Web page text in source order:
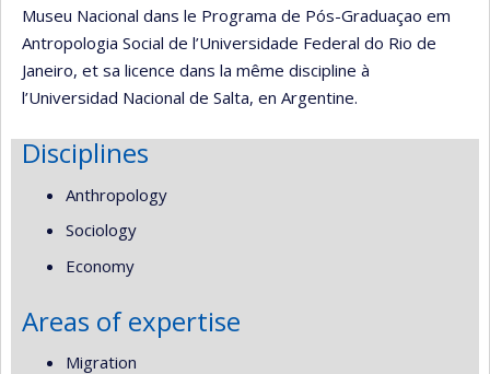
Museu Nacional dans le Programa de Pós-Graduaçao em
Antropologia Social de l’Universidade Federal do Rio de
Janeiro, et sa licence dans la même discipline à
l’Universidad Nacional de Salta, en Argentine.
Disciplines
Anthropology
Sociology
Economy
Areas of expertise
Migration